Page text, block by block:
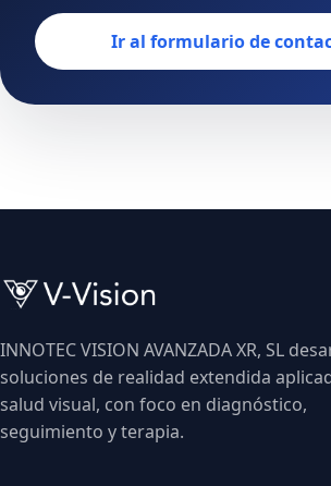
Ir al formulario de
INNOTEC VISION AVANZADA XR, SL
soluciones de realidad extendida
salud visual, con foco en diagnóstico,
seguimiento y terapia.